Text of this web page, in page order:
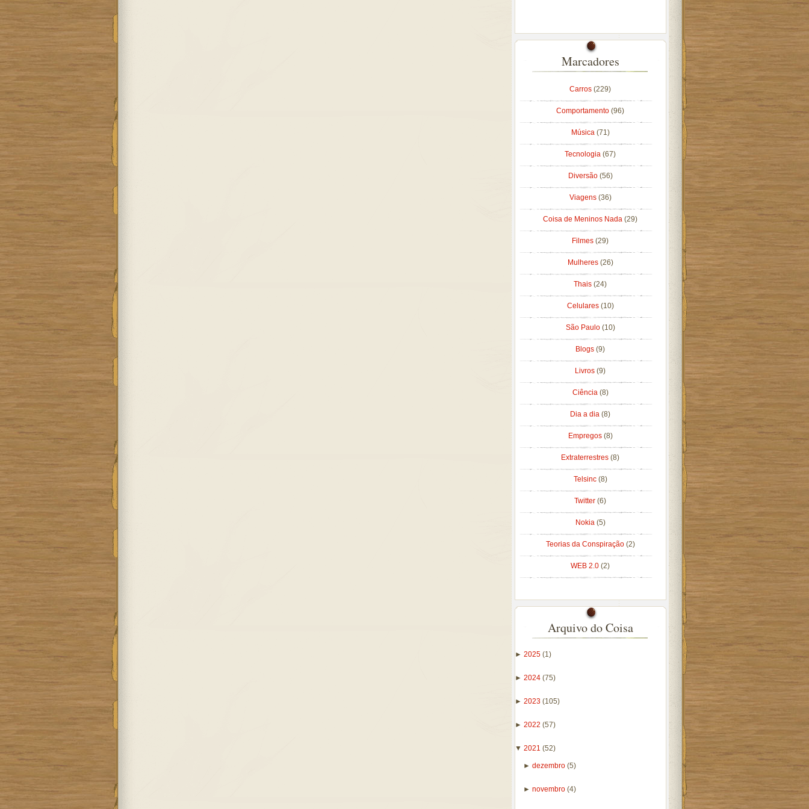
Marcadores
Carros (229)
Comportamento (96)
Música (71)
Tecnologia (67)
Diversão (56)
Viagens (36)
Coisa de Meninos Nada (29)
Filmes (29)
Mulheres (26)
Thais (24)
Celulares (10)
São Paulo (10)
Blogs (9)
Livros (9)
Ciência (8)
Dia a dia (8)
Empregos (8)
Extraterrestres (8)
Telsinc (8)
Twitter (6)
Nokia (5)
Teorias da Conspiração (2)
WEB 2.0 (2)
Arquivo do Coisa
► 2025 (1)
► 2024 (75)
► 2023 (105)
► 2022 (57)
▼ 2021 (52)
► dezembro (5)
► novembro (4)